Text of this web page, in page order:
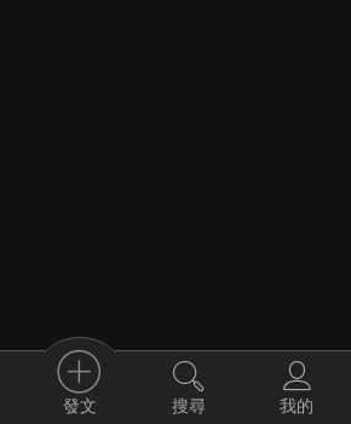
發文 搜尋 我的